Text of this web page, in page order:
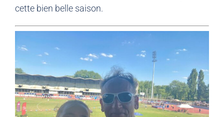
cette bien belle saison.